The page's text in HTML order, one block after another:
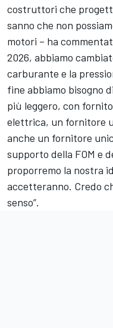
costruttori che
sanno che non
motori – ha
2026, abbiamo
carburante e la
fine abbiamo bisogno
più leggero, con
elettrica, un fornitore
anche un fornitore
supporto della FOM e
proporremo la nostra
accetteranno. Credo
senso”.